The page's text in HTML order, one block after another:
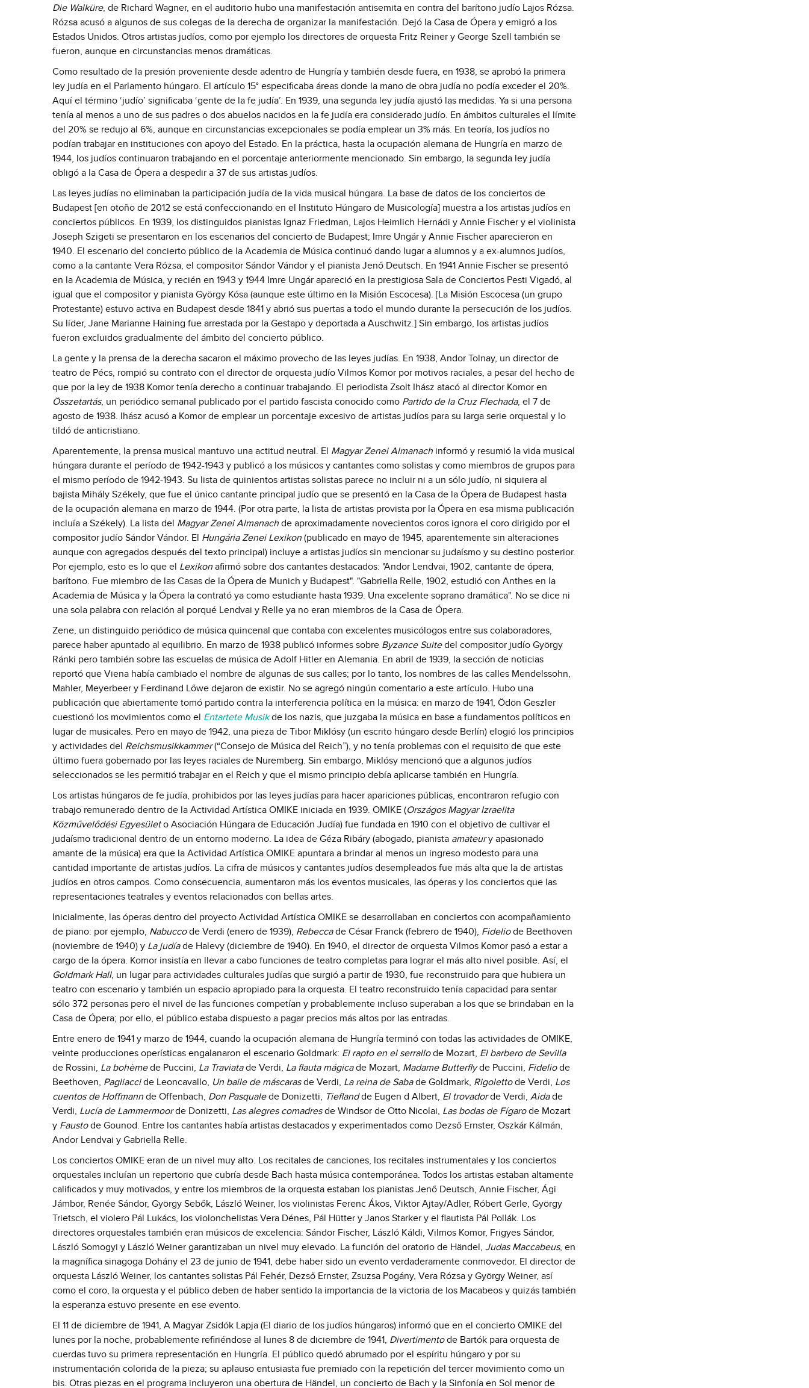
Die Walküre, de Richard Wagner, en el auditorio hubo una manifestación antisemita en contra del barítono judío Lajos Rózsa.
Rózsa acusó a algunos de sus colegas de la derecha de organizar la manifestación. Dejó la Casa de Ópera y emigró a los
Estados Unidos. Otros artistas judíos, como por ejemplo los directores de orquesta Fritz Reiner y George Szell también se
fueron, aunque en circunstancias menos dramáticas.
Como resultado de la presión proveniente desde adentro de Hungría y también desde fuera, en 1938, se aprobó la primera
ley judía en el Parlamento húngaro. El artículo 15° especificaba áreas donde la mano de obra judía no podía exceder el 20%.
Aquí el término ‘judío’ significaba ‘gente de la fe judía’. En 1939, una segunda ley judía ajustó las medidas. Ya si una persona
tenía al menos a uno de sus padres o dos abuelos nacidos en la fe judía era considerado judío. En ámbitos culturales el límite
del 20% se redujo al 6%, aunque en circunstancias excepcionales se podía emplear un 3% más. En teoría, los judíos no
podían trabajar en instituciones con apoyo del Estado. En la práctica, hasta la ocupación alemana de Hungría en marzo de
1944, los judíos continuaron trabajando en el porcentaje anteriormente mencionado. Sin embargo, la segunda ley judía
obligó a la Casa de Ópera a despedir a 37 de sus artistas judíos.
Las leyes judías no eliminaban la participación judía de la vida musical húngara. La base de datos de los conciertos de
Budapest [en otoño de 2012 se está confeccionando en el Instituto Húngaro de Musicología] muestra a los artistas judíos en
conciertos públicos. En 1939, los distinguidos pianistas Ignaz Friedman, Lajos Heimlich Hernádi y Annie Fischer y el violinista
Joseph Szigeti se presentaron en los escenarios del concierto de Budapest; Imre Ungár y Annie Fischer aparecieron en
1940. El escenario del concierto público de la Academia de Música continuó dando lugar a alumnos y a ex-alumnos judíos,
como a la cantante Vera Rózsa, el compositor Sándor Vándor y el pianista Jenő Deutsch. En 1941 Annie Fischer se presentó
en la Academia de Música, y recién en 1943 y 1944 Imre Ungár apareció en la prestigiosa Sala de Conciertos Pesti Vigadó, al
igual que el compositor y pianista György Kósa (aunque este último en la Misión Escocesa). [La Misión Escocesa (un grupo
Protestante) estuvo activa en Budapest desde 1841 y abrió sus puertas a todo el mundo durante la persecución de los judíos.
Su líder, Jane Marianne Haining fue arrestada por la Gestapo y deportada a Auschwitz.] Sin embargo, los artistas judíos
fueron excluidos gradualmente del ámbito del concierto público.
La gente y la prensa de la derecha sacaron el máximo provecho de las leyes judías. En 1938, Andor Tolnay, un director de
teatro de Pécs, rompió su contrato con el director de orquesta judío Vilmos Komor por motivos raciales, a pesar del hecho de
que por la ley de 1938 Komor tenía derecho a continuar trabajando. El periodista Zsolt Ihász atacó al director Komor en
Összetartás, un periódico semanal publicado por el partido fascista conocido como Partido de la Cruz Flechada, el 7 de
agosto de 1938. Ihász acusó a Komor de emplear un porcentaje excesivo de artistas judíos para su larga serie orquestal y lo
tildó de anticristiano.
Aparentemente, la prensa musical mantuvo una actitud neutral. El Magyar Zenei Almanach informó y resumió la vida musical
húngara durante el período de 1942-1943 y publicó a los músicos y cantantes como solistas y como miembros de grupos para
el mismo período de 1942-1943. Su lista de quinientos artistas solistas parece no incluir ni a un sólo judío, ni siquiera al
bajista Mihály Székely, que fue el único cantante principal judío que se presentó en la Casa de la Ópera de Budapest hasta
de la ocupación alemana en marzo de 1944. (Por otra parte, la lista de artistas provista por la Ópera en esa misma publicación
incluía a Székely). La lista del Magyar Zenei Almanach de aproximadamente novecientos coros ignora el coro dirigido por el
compositor judío Sándor Vándor. El Hungária Zenei Lexikon (publicado en mayo de 1945, aparentemente sin alteraciones
aunque con agregados después del texto principal) incluye a artistas judíos sin mencionar su judaísmo y su destino posterior.
Por ejemplo, esto es lo que el Lexikon afirmó sobre dos cantantes destacados: "Andor Lendvai, 1902, cantante de ópera,
barítono. Fue miembro de las Casas de la Ópera de Munich y Budapest". "Gabriella Relle, 1902, estudió con Anthes en la
Academia de Música y la Ópera la contrató ya como estudiante hasta 1939. Una excelente soprano dramática". No se dice ni
una sola palabra con relación al porqué Lendvai y Relle ya no eran miembros de la Casa de Ópera.
Zene, un distinguido periódico de música quincenal que contaba con excelentes musicólogos entre sus colaboradores,
parece haber apuntado al equilibrio. En marzo de 1938 publicó informes sobre Byzance Suitedel compositor judío György
Ránki pero también sobre las escuelas de música de Adolf Hitler en Alemania. En abril de 1939, la sección de noticias
reportó que Viena había cambiado el nombre de algunas de sus calles; por lo tanto, los nombres de las calles Mendelssohn,
Mahler, Meyerbeer y Ferdinand Lőwe dejaron de existir. No se agregó ningún comentario a este artículo. Hubo una
publicación que abiertamente tomó partido contra la interferencia política en la música: en marzo de 1941, Ödön Geszler
cuestionó los movimientos como el Entartete Musikde los nazis, que juzgaba la música en base a fundamentos políticos en
lugar de musicales. Pero en mayo de 1942, una pieza de Tibor Miklósy (un escrito húngaro desde Berlín) elogió los principios
y actividades del Reichsmusikkammer(“Consejo de Música del Reich”), y no tenía problemas con el requisito de que este
último fuera gobernado por las leyes raciales de Nuremberg. Sin embargo, Miklósy mencionó que a algunos judíos
seleccionados se les permitió trabajar en el Reich y que el mismo principio debía aplicarse también en Hungría.
Los artistas húngaros de fe judía, prohibidos por las leyes judías para hacer apariciones públicas, encontraron refugio con
trabajo remunerado dentro de la Actividad Artística OMIKE iniciada en 1939. OMIKE (Országos Magyar Izraelita
Közművelődési Egyesületo Asociación Húngara de Educación Judía) fue fundada en 1910 con el objetivo de cultivar el
judaísmo tradicional dentro de un entorno moderno. La idea de Géza Ribáry (abogado, pianista amateury apasionado
amante de la música) era que la Actividad Artística OMIKE apuntara a brindar al menos un ingreso modesto para una
cantidad importante de artistas judíos. La cifra de músicos y cantantes judíos desempleados fue más alta que la de artistas
judíos en otros campos. Como consecuencia, aumentaron más los eventos musicales, las óperas y los conciertos que las
representaciones teatrales y eventos relacionados con bellas artes.
Inicialmente, las óperas dentro del proyecto Actividad Artística OMIKE se desarrollaban en conciertos con acompañamiento
de piano: por ejemplo, Nabuccode Verdi (enero de 1939), Rebeccade César Franck (febrero de 1940), Fideliode Beethoven
(noviembre de 1940) y La judíade Halevy (diciembre de 1940). En 1940, el director de orquesta Vilmos Komor pasó a estar a
cargo de la ópera. Komor insistía en llevar a cabo funciones de teatro completas para lograr el más alto nivel posible. Así, el
Goldmark Hall, un lugar para actividades culturales judías que surgió a partir de 1930, fue reconstruido para que hubiera un
teatro con escenario y también un espacio apropiado para la orquesta. El teatro reconstruido tenía capacidad para sentar
sólo 372 personas pero el nivel de las funciones competían y probablemente incluso superaban a los que se brindaban en la
Casa de Ópera; por ello, el público estaba dispuesto a pagar precios más altos por las entradas.
Entre enero de 1941 y marzo de 1944, cuando la ocupación alemana de Hungría terminó con todas las actividades de OMIKE,
veinte producciones operísticas engalanaron el escenario Goldmark: El rapto en el serrallode Mozart, El barbero de Sevilla
de Rossini, La bohèmede Puccini, La Traviatade Verdi, La flauta mágicade Mozart, Madame Butterflyde Puccini, Fideliode
Beethoven, Pagliaccide Leoncavallo, Un baile de máscarasde Verdi, La reina de Sabade Goldmark, Rigolettode Verdi, Los
cuentos de Hoffmann de Offenbach, Don Pasqualede Donizetti, Tieflandde Eugen d Albert, El trovadorde Verdi, Aidade
Verdi, Lucía de Lammermoorde Donizetti, Las alegres comadresde Windsor de Otto Nicolai, Las bodas de Fígarode Mozart
y Faustode Gounod. Entre los cantantes había artistas destacados y experimentados como Dezső Ernster, Oszkár Kálmán,
Andor Lendvai y Gabriella Relle.
Los conciertos OMIKE eran de un nivel muy alto. Los recitales de canciones, los recitales instrumentales y los conciertos
orquestales incluían un repertorio que cubría desde Bach hasta música contemporánea. Todos los artistas estaban altamente
calificados y muy motivados, y entre los miembros de la orquesta estaban los pianistas Jenő Deutsch, Annie Fischer, Ági
Jámbor, Renée Sándor, György Sebők, László Weiner, los violinistas Ferenc Ákos, Viktor Ajtay/Adler, Róbert Gerle, György
Trietsch, el violero Pál Lukács, los violonchelistas Vera Dénes, Pál Hütter y Janos Starker y el flautista Pál Pollák. Los
directores orquestales también eran músicos de excelencia: Sándor Fischer, László Káldi, Vilmos Komor, Frigyes Sándor,
László Somogyi y László Weiner garantizaban un nivel muy elevado. La función del oratorio de Händel, Judas Maccabeus, en
la magnífica sinagoga Dohány el 23 de junio de 1941, debe haber sido un evento verdaderamente conmovedor. El director de
orquesta László Weiner, los cantantes solistas Pál Fehér, Dezső Ernster, Zsuzsa Pogány, Vera Rózsa y György Weiner, así
como el coro, la orquesta y el público deben de haber sentido la importancia de la victoria de los Macabeos y quizás también
la esperanza estuvo presente en ese evento.
El 11 de diciembre de 1941, A Magyar Zsidók Lapja (El diario de los judíos húngaros) informó que en el concierto OMIKE del
lunes por la noche, probablemente refiriéndose al lunes 8 de diciembre de 1941, Divertimentode Bartók para orquesta de
cuerdas tuvo su primera representación en Hungría. El público quedó abrumado por el espíritu húngaro y por su
instrumentación colorida de la pieza; su aplauso entusiasta fue premiado con la repetición del tercer movimiento como un
bis. Otras piezas en el programa incluyeron una obertura de Händel, un concierto de Bach y la Sinfonía en Sol menor de